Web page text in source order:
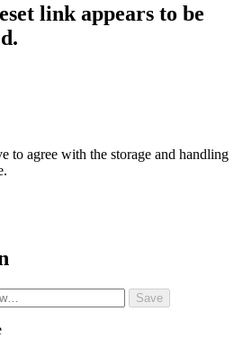
link appears to be
to agree with the storage and handling